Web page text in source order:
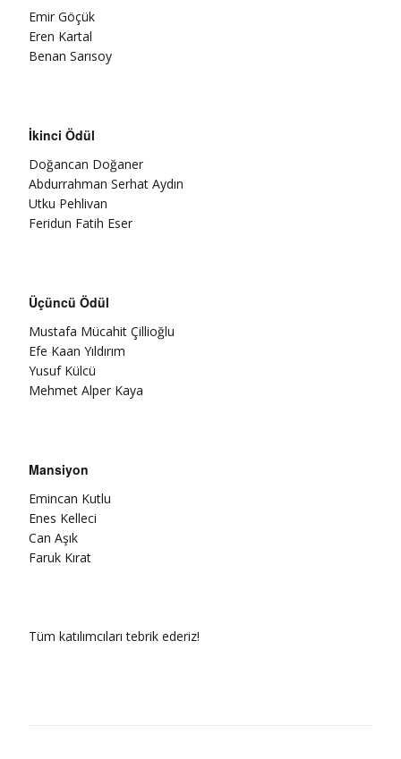
Emir Göçük
Eren Kartal
Benan Sarısoy
İkinci Ödül
Doğancan Doğaner
Abdurrahman Serhat Aydın
Utku Pehlivan
Feridun Fatih Eser
Üçüncü Ödül
Mustafa Mücahit Çillioğlu
Efe Kaan Yıldırım
Yusuf Külcü
Mehmet Alper Kaya
Mansiyon
Emincan Kutlu
Enes Kelleci
Can Aşık
Faruk Kırat
Tüm katılımcıları tebrik ederiz!